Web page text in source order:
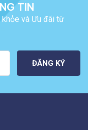
TIN
và Ưu đãi từ
ĐĂNG KÝ